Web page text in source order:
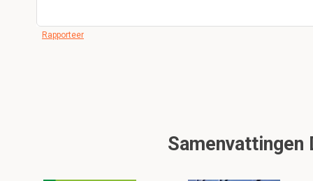
Rapporteer
Samenvattingen